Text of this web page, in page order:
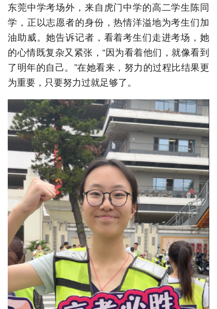
东莞中学考场外，来自虎门中学的高二学生陈同
学，正以志愿者的身份，热情洋溢地为考生们加
油助威。她告诉记者，看着考生们走进考场，她
的心情既复杂又紧张，“因为看着他们，就像看到
了明年的自己。”在她看来，努力的过程比结果更
为重要，只要努力过就足够了。